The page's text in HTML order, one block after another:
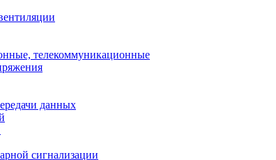
телекоммуникационные
данных
сигнализации